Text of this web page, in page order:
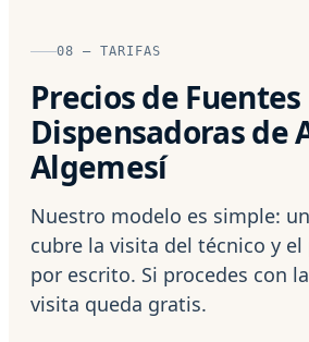
08 — TARIFAS
Precios de Fuentes
Dispensadoras de
Algemesí
Nuestro modelo es simple:
cubre la visita del técnico y
por escrito. Si procedes con
visita queda gratis.